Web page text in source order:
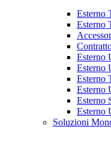
Esterno
Esterno
Esterno
Esterno
Esterno
Esterno
Esterno
Esterno
Soluzioni